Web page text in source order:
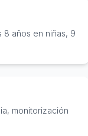
años en niñas, 9
monitorización